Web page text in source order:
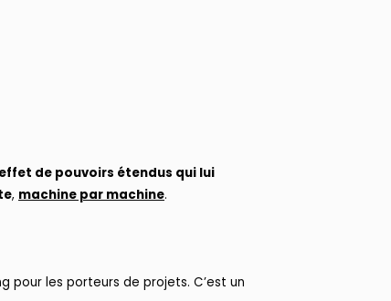
de pouvoirs étendus qui lui
, machine par machine.
pour les porteurs de projets. C’est un